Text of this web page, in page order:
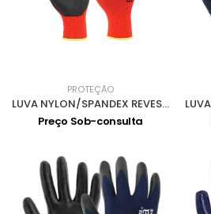
PROTEÇÃO
LUVA NYLON/SPANDEX REVESTIDA NITRILO FOAM 0701103-08
Preço Sob-consulta